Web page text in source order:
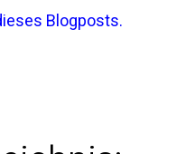
Blogposts.